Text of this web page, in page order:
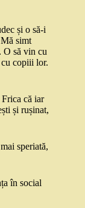
și o să-i
simt
O să vin cu
cu copiii lor.
că iar
și rușinat,
speriată,
în social